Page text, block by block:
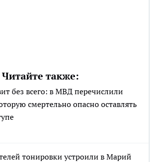
Читайте также:
без всего: в МВД перечислили
смертельно опасно оставлять
тонировки устроили в Марий